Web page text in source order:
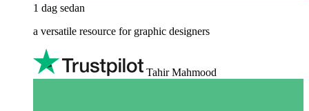
1 dag sedan
a versatile resource for graphic designers
Tahir Mahmood